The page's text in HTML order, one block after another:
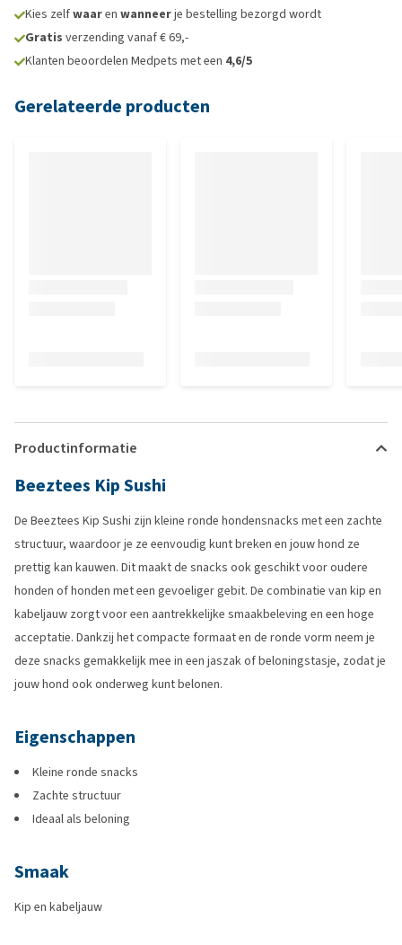
Kies zelfwaaren wanneerje bestelling bezorgd wordt
Gratis verzending vanaf € 69,-
Klanten beoordelen Medpets met een 4,6/5
Gerelateerde producten
Productinformatie
Beeztees Kip Sushi
De Beeztees Kip Sushi zijn kleine ronde hondensnacks met een zachte
structuur, waardoor je ze eenvoudig kunt breken en jouw hond ze
prettig kan kauwen. Dit maakt de snacks ook geschikt voor oudere
honden of honden met een gevoeliger gebit. De combinatie van kip en
kabeljauw zorgt voor een aantrekkelijke smaakbeleving en een hoge
acceptatie. Dankzij het compacte formaat en de ronde vorm neem je
deze snacks gemakkelijk mee in een jaszak of beloningstasje, zodat je
jouw hond ook onderweg kunt belonen.
Eigenschappen
Kleine ronde snacks
Zachte structuur
Ideaal als beloning
Smaak
Kip en kabeljauw